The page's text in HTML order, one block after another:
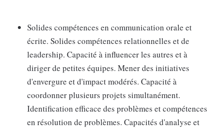
Solides compétences en communication orale et
écrite. Solides compétences relationnelles et de
leadership. Capacité à influencer les autres et à
diriger de petites équipes. Mener des initiatives
d'envergure et d'impact modérés. Capacité à
coordonner plusieurs projets simultanément.
Identification efficace des problèmes et compétences
en résolution de problèmes. Capacités d'analyse et